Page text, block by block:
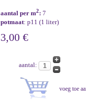
aantal per m2: 7
potmaat: p11 (1 liter)
3,00 €
aantal: